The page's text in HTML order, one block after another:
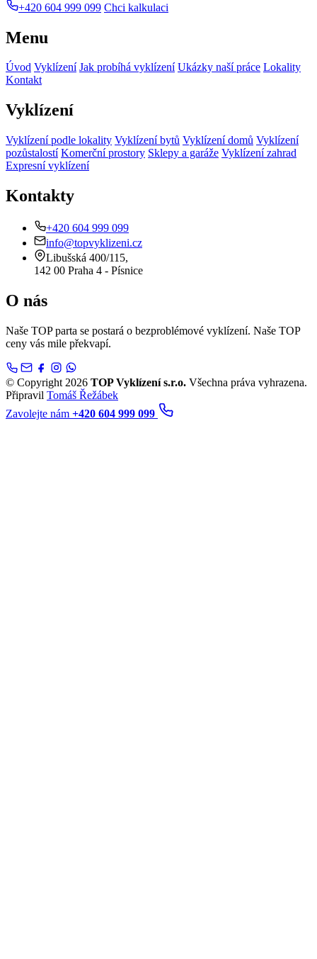
+420 604 999 099 Chci kalkulaci
Menu
Úvod Vyklízení Jak probíhá vyklízení Ukázky naší práce Lokality
Kontakt
Vyklízení
Vyklízení podle lokality Vyklízení bytů Vyklízení domů Vyklízení
pozůstalostí Komerční prostory Sklepy a garáže Vyklízení zahrad
Expresní vyklízení
Kontakty
+420 604 999 099
info@topvyklizeni.cz
Libušská 400/115,
142 00 Praha 4 - Písnice
O nás
Naše TOP parta se postará o bezproblémové vyklízení. Naše TOP
ceny vás mile překvapí.
© Copyright 2026 TOP Vyklízení s.r.o. Všechna práva vyhrazena.
Připravil Tomáš Řežábek
Zavolejte nám +420 604 999 099